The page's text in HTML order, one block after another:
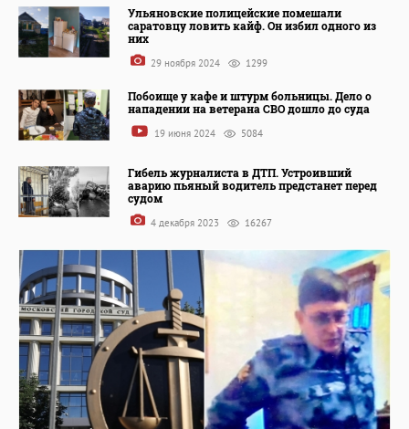
Ульяновские полицейские помешали
саратовцу ловить кайф. Он избил одного из
них
29 ноября 2024 1299
Побоище у кафе и штурм больницы. Дело о
нападении на ветерана СВО дошло до суда
19 июня 2024 5084
Гибель журналиста в ДТП. Устроивший
аварию пьяный водитель предстанет перед
судом
4 декабря 2023 16267